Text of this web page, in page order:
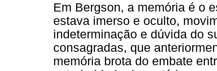
Em Bergson, a memória é o
estava imerso e oculto,
indeterminação e dúvida do
consagradas, que
memória brota do embate